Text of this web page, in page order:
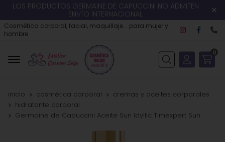
LOS PRODUCTOS GERMAINE DE CAPUCCINI NO ADMITEN
ENVÍO INTERNACIONAL
Cosmética corporal, facial, maquillaje... para mujer y
hombre
Buscar
0
inicio cosmética corporal
cremas y aceites corporales
hidratante corporal
Germaine de Capuccini Aceite Sun Idyllic Timexpert Sun